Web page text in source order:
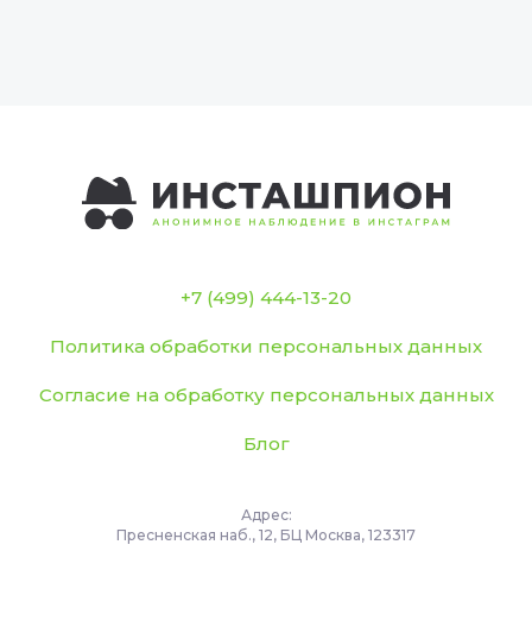
+7 (499) 444-13-20
Политика обработки персональных данных
Согласие на обработку персональных данных
Блог
Адрес:
Пресненская наб., 12, БЦ Москва, 123317